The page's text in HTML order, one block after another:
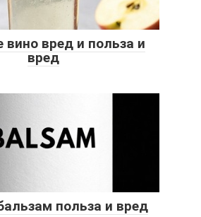
вино вред и польза и
вред
польза и вред